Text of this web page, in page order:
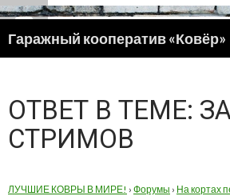
Гаражный кооператив «Ковёр»
ПЕРЕЙТИ
ОТВЕТ В ТЕМЕ:
СТРИМОВ
ЛУЧШИЕ КОВРЫ В МИРЕ! › Форумы › На кортах